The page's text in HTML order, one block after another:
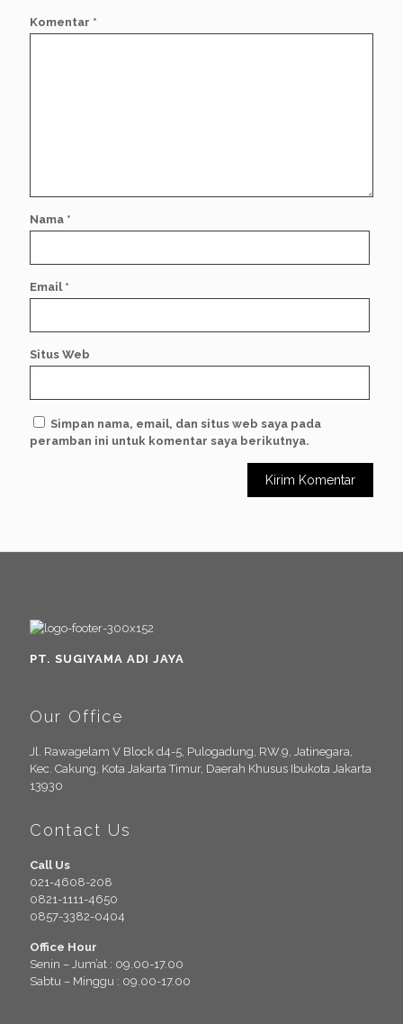
Komentar *
Nama *
Email *
Situs Web
Simpan nama, email, dan situs web saya pada
peramban ini untuk komentar saya berikutnya.
PT. SUGIYAMA ADI JAYA
Our Office
Jl. Rawagelam V Block d4-5, Pulogadung, RW.9, Jatinegara,
Kec. Cakung, Kota Jakarta Timur, Daerah Khusus Ibukota Jakarta
13930
Contact Us
Call Us
021-4608-208
0821-1111-4650
0857-3382-0404
Office Hour
Senin – Jum’at : 09.00-17.00
Sabtu – Minggu : 09.00-17.00